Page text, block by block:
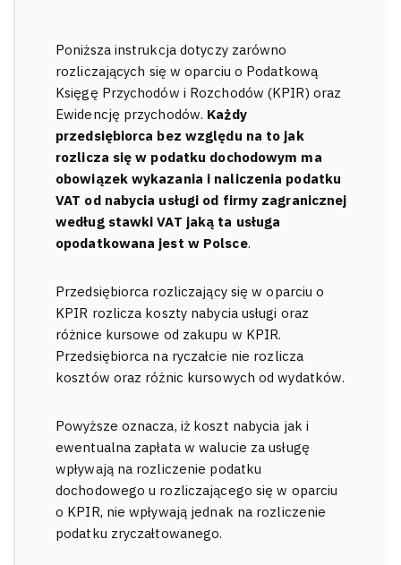
Poniższa instrukcja dotyczy zarówno
rozliczających się w oparciu o Podatkową
Księgę Przychodów i Rozchodów (KPIR) oraz
Ewidencję przychodów. Każdy
przedsiębiorca bez względu na to jak
rozlicza się w podatku dochodowym ma
obowiązek wykazania i naliczenia podatku
VAT od nabycia usługi od firmy zagranicznej
według stawki VAT jaką ta usługa
opodatkowana jest w Polsce.
Przedsiębiorca rozliczający się w oparciu o
KPIR rozlicza koszty nabycia usługi oraz
różnice kursowe od zakupu w KPIR.
Przedsiębiorca na ryczałcie nie rozlicza
kosztów oraz różnic kursowych od wydatków.
Powyższe oznacza, iż koszt nabycia jak i
ewentualna zapłata w walucie za usługę
wpływają na rozliczenie podatku
dochodowego u rozliczającego się w oparciu
o KPIR, nie wpływają jednak na rozliczenie
podatku zryczałtowanego.